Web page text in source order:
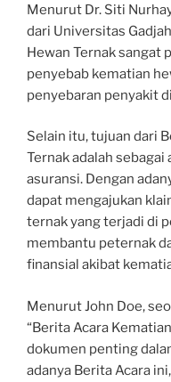
Menurut Dr. Siti
dari Universitas
Hewan Ternak sangat
penyebab kematian
penyebaran penyakit
Selain itu, tujuan dari
Ternak adalah
asuransi. Dengan
dapat mengajukan
ternak yang terjadi di
membantu peternak
finansial akibat
Menurut John Doe,
“Berita Acara
dokumen penting
adanya Berita Acara